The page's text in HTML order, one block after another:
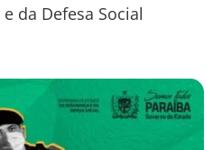
da Defesa Social